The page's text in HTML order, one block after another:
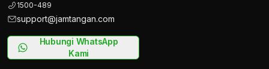
1500-489
support@jamtangan.com
Hubungi WhatsApp
Kami